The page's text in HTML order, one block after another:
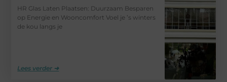
HR Glas Laten Plaatsen: Duurzaam Besparen
op Energie en Wooncomfort Voel je ’s winters
de kou langs je
Lees verder ➜